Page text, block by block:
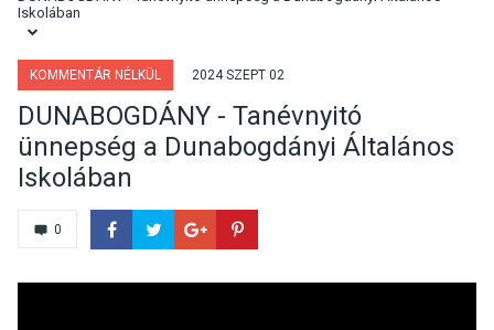
Iskolában
KOMMENTÁR NÉLKÜL 2024 SZEPT 02
DUNABOGDÁNY - Tanévnyitó
ünnepség a Dunabogdányi Általános
Iskolában
0